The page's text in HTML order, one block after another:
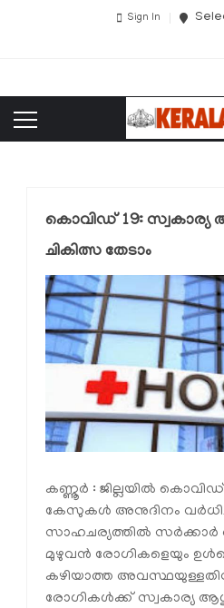
Sign In
കൊവിഡ് 19: സ്വകാര്യ
ചികിത്സ തേടാം
കണ്ണൂര്‍ : ജില്ലയില്‍ കൊവിഡ്
കേസുകള്‍ അനുദിനം
സാഹചര്യത്തില്‍
മുഴുവന്‍ രോഗികളെയും
കഴിയാത്ത
രോഗികള്‍ക്ക് സ്വകാര്യ